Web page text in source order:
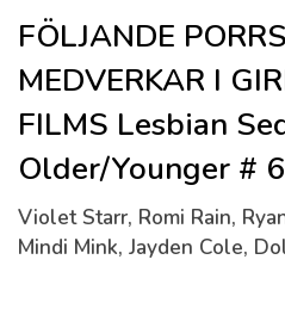
FÖLJANDE
MEDVERKAR I
FILMS Lesbian
Older/Younger #
Violet Starr, Romi Rain,
Mindi Mink, Jayden Cole,